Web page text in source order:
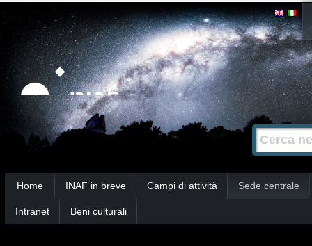
Strumenti
personali
Salta
contenuti.
|
Salta
alla
navigazione
Cerca nel
Ricerca
avanzata…
Home INAF in breve Campi di attività Sede centrale
Intranet Beni culturali